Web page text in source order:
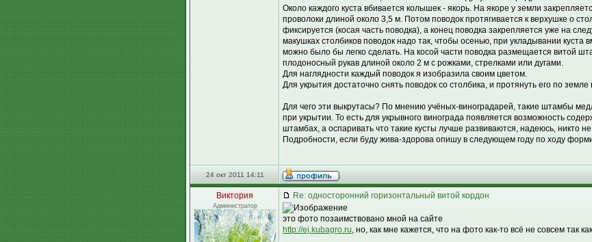
Около каждого куста вбивается колышек - якорь. На якоре у земли
проволоки длиной около 3,5 м. Потом поводок протягивается к верхушке о
фиксируется (косая часть поводка), а конец поводка закрепляется уже на
макушках столбиков поводок надо так, чтобы осенью, при укладывании куста
можно было бы легко сделать. На косой части поводка размещается витой
плодоносный рукав длиной около 2 м с рожками, стрелками или дугами.
Для наглядности каждый поводок я изобразила своим цветом.
Для укрытия достаточно снять поводок со столбика, и протянуть его по
Для чего эти выкрутасы? По мнению учёных-виноградарей, такие штамбы
при укрытии. То есть для укрывного винограда появляется возможность
штамбах, а оспаривать что такие кусты лучше развиваются, надеюсь, никто
Подробности, если буду жива-здорова опишу в следующем году по ходу
24 окт 2011 14:11
Виктория
Администратор
Re: односторонний горизонтальный витой кордон
это фото позаимствовано мной на сайте
http://ej.kubagro.ru, но, как мне кажется, что на фото как-то всё не совсем так